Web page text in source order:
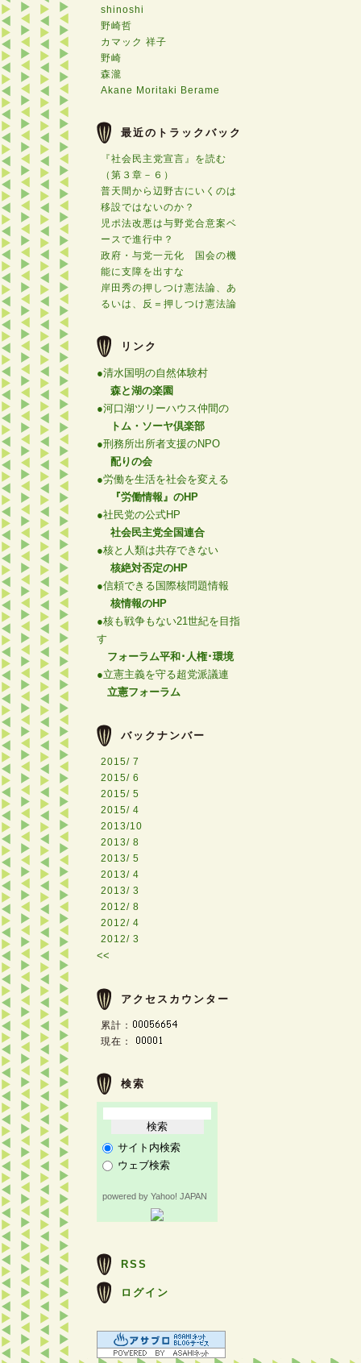
shinoshi
野崎哲
カマック 祥子
野崎
森瀧
Akane Moritaki Berame
最近のトラックバック
『社会民主党宣言』を読む
（第３章－６）
普天間から辺野古にいくのは
移設ではないのか？
児ポ法改悪は与野党合意案ベ
ースで進行中？
政府・与党一元化 国会の機
能に支障を出すな
岸田秀の押しつけ憲法論、あ
るいは、反＝押しつけ憲法論
リンク
●清水国明の自然体験村
森と湖の楽園
●河口湖ツリーハウス仲間の
トム・ソーヤ倶楽部
●刑務所出所者支援のNPO
配りの会
●労働を生活を社会を変える
『労働情報』のHP
●社民党の公式HP
社会民主党全国連合
●核と人類は共存できない
核絶対否定のHP
●信頼できる国際核問題情報
核情報のHP
●核も戦争もない21世紀を目指
す
フォーラム平和･人権･環境
●立憲主義を守る超党派議連
立憲フォーラム
バックナンバー
2015/ 7
2015/ 6
2015/ 5
2015/ 4
2013/10
2013/ 8
2013/ 5
2013/ 4
2013/ 3
2012/ 8
2012/ 4
2012/ 3
<<
アクセスカウンター
累計：
現在：
検索
サイト内検索
ウェブ検索
powered by Yahoo! JAPAN
RSS
ログイン